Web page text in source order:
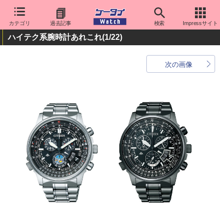
カテゴリ 過去記事 検索 Impressサイト
ハイテク系腕時計あれこれ(1/22)
次の画像